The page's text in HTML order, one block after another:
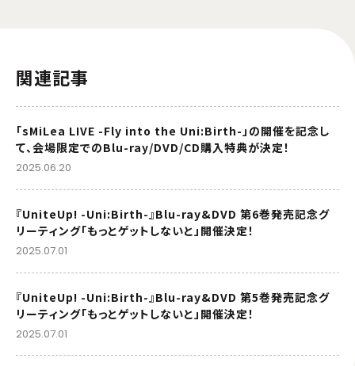
関連記事
「sMiLea LIVE -Fly into the Uni:Birth-」の開催を記念し
て、会場限定でのBlu-ray/DVD/CD購入特典が決定！
2025.06.20
『UniteUp! -Uni:Birth-』Blu-ray&DVD 第6巻発売記念グ
リーティング「もっとゲットしないと」開催決定！
2025.07.01
『UniteUp! -Uni:Birth-』Blu-ray&DVD 第5巻発売記念グ
リーティング「もっとゲットしないと」開催決定！
2025.07.01